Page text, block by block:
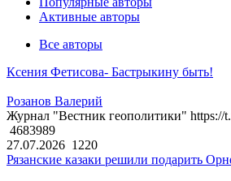
Активные авторы
Все авторы
Ксения Фетисова- Бастрыкину быть!
Розанов Валерий
Журнал "Вестник геополитики" https://
4683989
27.07.2026 1220
Рязанские казаки решили подарить